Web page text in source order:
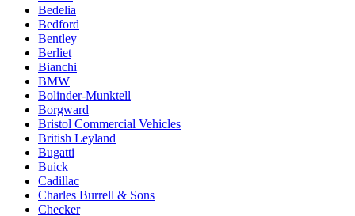
Bedelia
Bedford
Bentley
Berliet
Bianchi
BMW
Bolinder-Munktell
Borgward
Bristol Commercial Vehicles
British Leyland
Bugatti
Buick
Cadillac
Charles Burrell & Sons
Checker